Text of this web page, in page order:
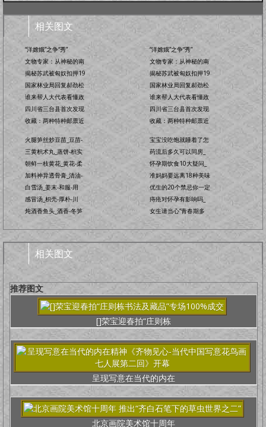
相关图文
“洋嫦娥”之争“秀”
文物专家：从神秘的南
揭秘苏武被匈奴扣押19
国家林业局回复郝劲松
谁来帮人大代表看懂政
四川省三台县首次发现
收藏：两种特种邮票近
“洋嫦娥”之争“秀”
文物专家：从神秘的南
揭秘苏武被匈奴扣押19
国家林业局回复郝劲松
谁来帮人大代表看懂政
四川省三台县首次发现
收藏：两种特种邮票近
火腿笋丝炒豆苗_豆苗-
三黄枳术丸_蒸饼-枳实
朝鲜一枝黄花_黄花-柔
加料神异透骨膏_清油-
白雪汤_姜末-和服-用
感冒汤_枳壳-厚朴-川
炖酒香鱼头_酒香-冬笋
宝宝没吃饱就睡着了怎
药流后多久可以同房_
怀孕期饮食10大疑问_
准妈妈要远离18种美味
优生的20个禁忌你一定
痔疮对怀孕有影响吗_
女生请当心“青春期多
相关图文
推荐图文
[]荣宝迎春拍“庄则栋
呈现写意在当代的内在
北京画院美术馆十周年